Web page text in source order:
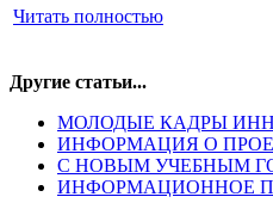
Читать полностью
Другие статьи...
МОЛОДЫЕ КАДРЫ
ИНФОРМАЦИЯ О
С НОВЫМ УЧЕБНЫМ
ИНФОРМАЦИОННОЕ